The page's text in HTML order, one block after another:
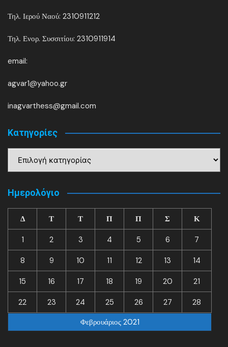
Τηλ. Ιερού Ναού: 2310911212
Τηλ. Ενορ. Συσσιτίου: 2310911914
email:
agvar1@yahoo.gr
inagvarthess@gmail.com
Kατηγορίες
Ημερολόγιο
Φεβρουάριος 2021
Δ Τ Τ Π Π Σ Κ
1 2 3 4 5 6 7
8 9 10 11 12 13 14
15 16 17 18 19 20 21
22 23 24 25 26 27 28